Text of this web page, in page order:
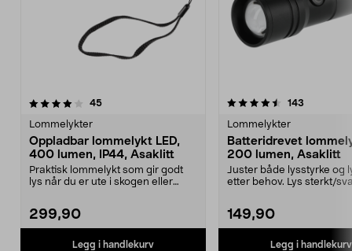
45anmeldelser
Lommelykter
Oppladbar lommelykt LED,
400 lumen, IP44, Asaklitt
Praktisk lommelykt som gir godt
lys når du er ute i skogen eller
299,90
Legg i handlekurv
4.5av 5 stjerner 143
Lommelykter
Batteridrevet
200 lumen, Asaklitt
Juster både lysstyrke og
etter behov. Lys sterkt/
149,90
Legg i handlekurv
4.5av 5 stjerner